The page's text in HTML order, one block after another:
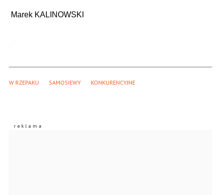
Marek KALINOWSKI
W RZEPAKU SAMOSIEWY KONKURENCYJNE